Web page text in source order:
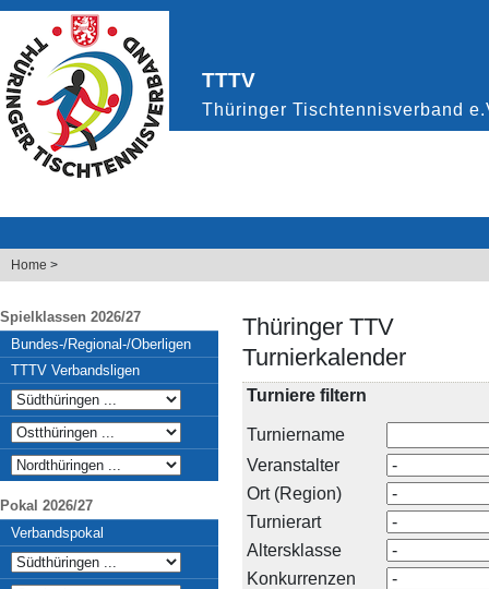
Home >
Spielklassen 2026/27
Bundes-/Regional-/Oberligen
TTTV Verbandsligen
Pokal 2026/27
Verbandspokal
Thüringer TTV
Turnierkalender
Turniere filtern
Turniername
Veranstalter
Ort (Region)
Turnierart
Altersklasse
Konkurrenzen